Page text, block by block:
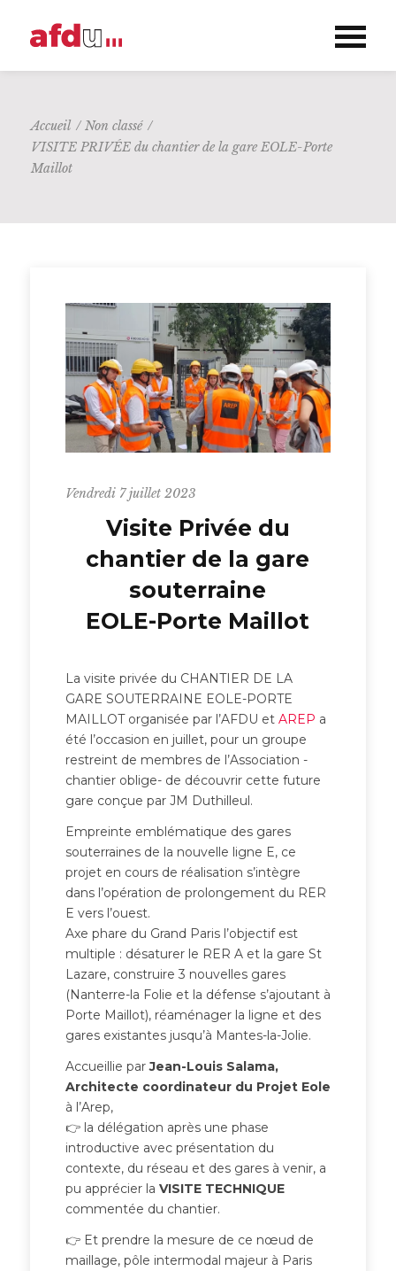
Accueil / Non classé /
VISITE PRIVÉE du chantier de la gare EOLE-Porte
Maillot
Vendredi 7 juillet 2023
Visite Privée du
chantier de la gare
souterraine
EOLE-Porte Maillot
La visite privée du CHANTIER DE LA
GARE SOUTERRAINE EOLE-PORTE
MAILLOT organisée par l’AFDU et AREP a
été l’occasion en juillet, pour un groupe
restreint de membres de l’Association -
chantier oblige- de découvrir cette future
gare conçue par JM Duthilleul.
Empreinte emblématique des gares
souterraines de la nouvelle ligne E, ce
projet en cours de réalisation s’intègre
dans l’opération de prolongement du RER
E vers l’ouest.
Axe phare du Grand Paris l’objectif est
multiple : désaturer le RER A et la gare St
Lazare, construire 3 nouvelles gares
(Nanterre-la Folie et la défense s’ajoutant à
Porte Maillot), réaménager la ligne et des
gares existantes jusqu’à Mantes-la-Jolie.
Accueillie parJean-Louis Salama,
Architecte coordinateur du Projet Eole
à l’Arep,
👉 la délégation après une phase
introductive avec présentation du
contexte, du réseau et des gares à venir, a
pu apprécier la VISITE TECHNIQUE
commentée du chantier.
👉 Et prendre la mesure de ce nœud de
maillage, pôle intermodal majeur à Paris